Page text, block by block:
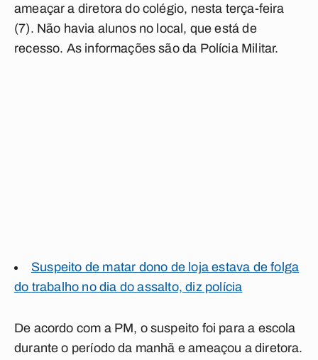
ameaçar a diretora do colégio, nesta terça-feira
(7). Não havia alunos no local, que está de
recesso. As informações são da Polícia Militar.
Suspeito de matar dono de loja estava de folga
do trabalho no dia do assalto, diz polícia
De acordo com a PM, o suspeito foi para a escola
durante o período da manhã e ameaçou a diretora.